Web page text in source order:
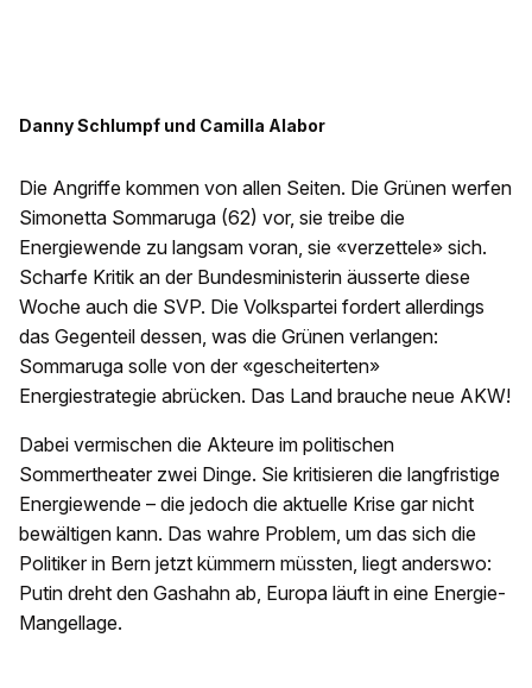
Danny Schlumpf und Camilla Alabor
Die Angriffe kommen von allen Seiten. Die Grünen werfen
Simonetta Sommaruga (62) vor, sie treibe die
Energiewende zu langsam voran, sie «verzettele» sich.
Scharfe Kritik an der Bundesministerin äusserte diese
Woche auch die SVP. Die Volkspartei fordert allerdings
das Gegenteil dessen, was die Grünen verlangen:
Sommaruga solle von der «gescheiterten»
Energiestrategie abrücken. Das Land brauche neue AKW!
Dabei vermischen die Akteure im politischen
Sommertheater zwei Dinge. Sie kritisieren die langfristige
Energiewende – die jedoch die aktuelle Krise gar nicht
bewältigen kann. Das wahre Problem, um das sich die
Politiker in Bern jetzt kümmern müssten, liegt anderswo:
Putin dreht den Gashahn ab, Europa läuft in eine Energie-
Mangellage.